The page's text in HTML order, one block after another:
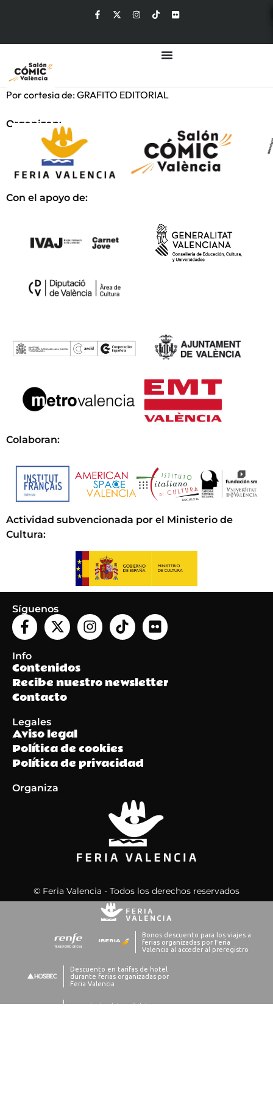
Por cortesia de: GRAFITO EDITORIAL
Organizan:
Con el apoyo de:
Colaboran:
Actividad subvencionada por el Ministerio de
Cultura:
Síguenos
Info
Contenidos
Recibe nuestro newsletter
Contacto
Legales
Aviso legal
Política de cookies
Política de privacidad
Organiza
© Feria Valencia - Todos los derechos reservados